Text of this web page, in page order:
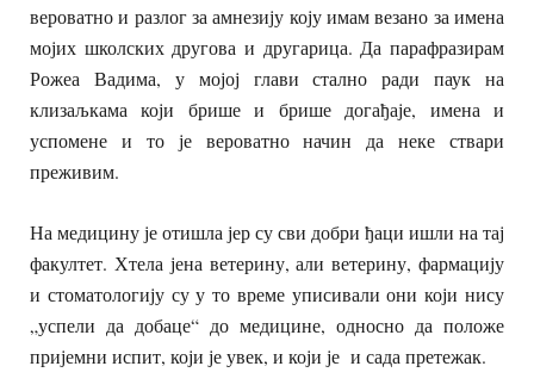
вероватно и разлог за амнезију коју имам везано за имена
мојих школских другова и другарица. Да парафразирам
Рожеа Вадима, у мојој глави стално ради паук на
клизаљкама који брише и брише догађаје, имена и
успомене и то је вероватно начин да неке ствари
преживим.
На медицину је отишла јер су сви добри ђаци ишли на тај
факултет. Хтела јена ветерину, али ветерину, фармацију
и стоматологију су у то време уписивали они који нису
„успели да добаце“ до медицине, односно да положе
пријемни испит, који је увек, и који је и сада претежак.